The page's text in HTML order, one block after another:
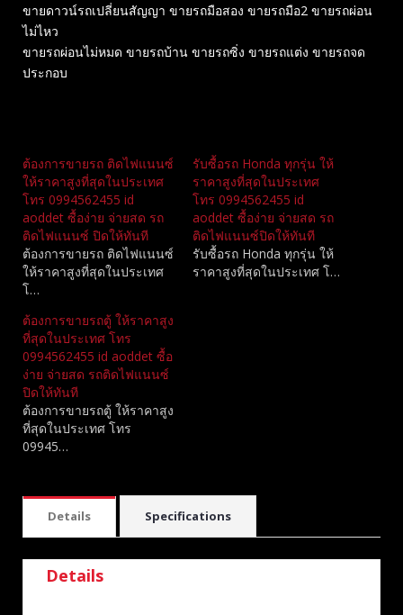
ขายดาวน์รถเปลี่ยนสัญญา ขายรถมือสอง ขายรถมือ2 ขายรถผ่อน
ไม่ไหว
ขายรถผ่อนไม่หมด ขายรถบ้าน ขายรถซิ่ง ขายรถแต่ง ขายรถจด
ประกอบ
ต้องการขายรถ ติดไฟแนนซ์
ให้ราคาสูงที่สุดในประเทศ
โทร 0994562455 id
aoddet ซื้อง่าย จ่ายสด รถ
ติดไฟแนนซ์ ปิดให้ทันที
ต้องการขายรถ ติดไฟแนนซ์
ให้ราคาสูงที่สุดในประเทศ
โ…
รับซื้อรถ Honda ทุกรุ่น ให้
ราคาสูงที่สุดในประเทศ
โทร 0994562455 id
aoddet ซื้อง่าย จ่ายสด รถ
ติดไฟแนนซ์ปิดให้ทันที
รับซื้อรถ Honda ทุกรุ่น ให้
ราคาสูงที่สุดในประเทศ โ…
ต้องการขายรถตู้ ให้ราคาสูง
ที่สุดในประเทศ โทร
0994562455 id aoddet ซื้อ
ง่าย จ่ายสด รถติดไฟแนนซ์
ปิดให้ทันที
ต้องการขายรถตู้ ให้ราคาสูง
ที่สุดในประเทศ โทร
09945…
Details Specifications
Details